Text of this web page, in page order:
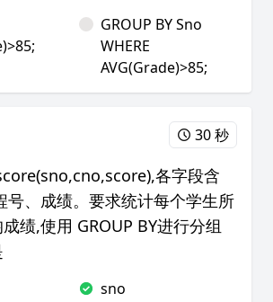
GROUP BY Sno
WHERE
AVG(Grade)>85;
30 秒
各字段含
号、成绩。要求统计每个学生所
绩,使用 GROUP BY进行分组
sno